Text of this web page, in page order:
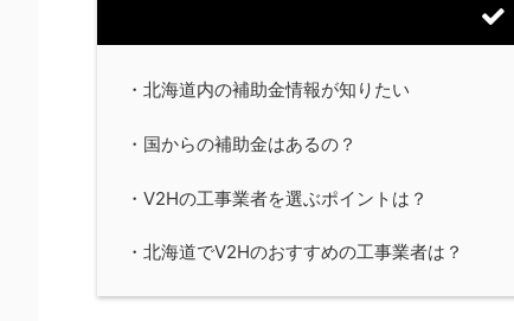
・北海道内の補助金情報が知りたい
・国からの補助金はあるの？
・V2Hの工事業者を選ぶポイントは？
・北海道でV2Hのおすすめの工事業者は？